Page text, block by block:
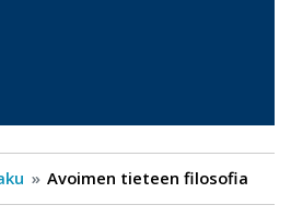
Avoimen tieteen filosofia